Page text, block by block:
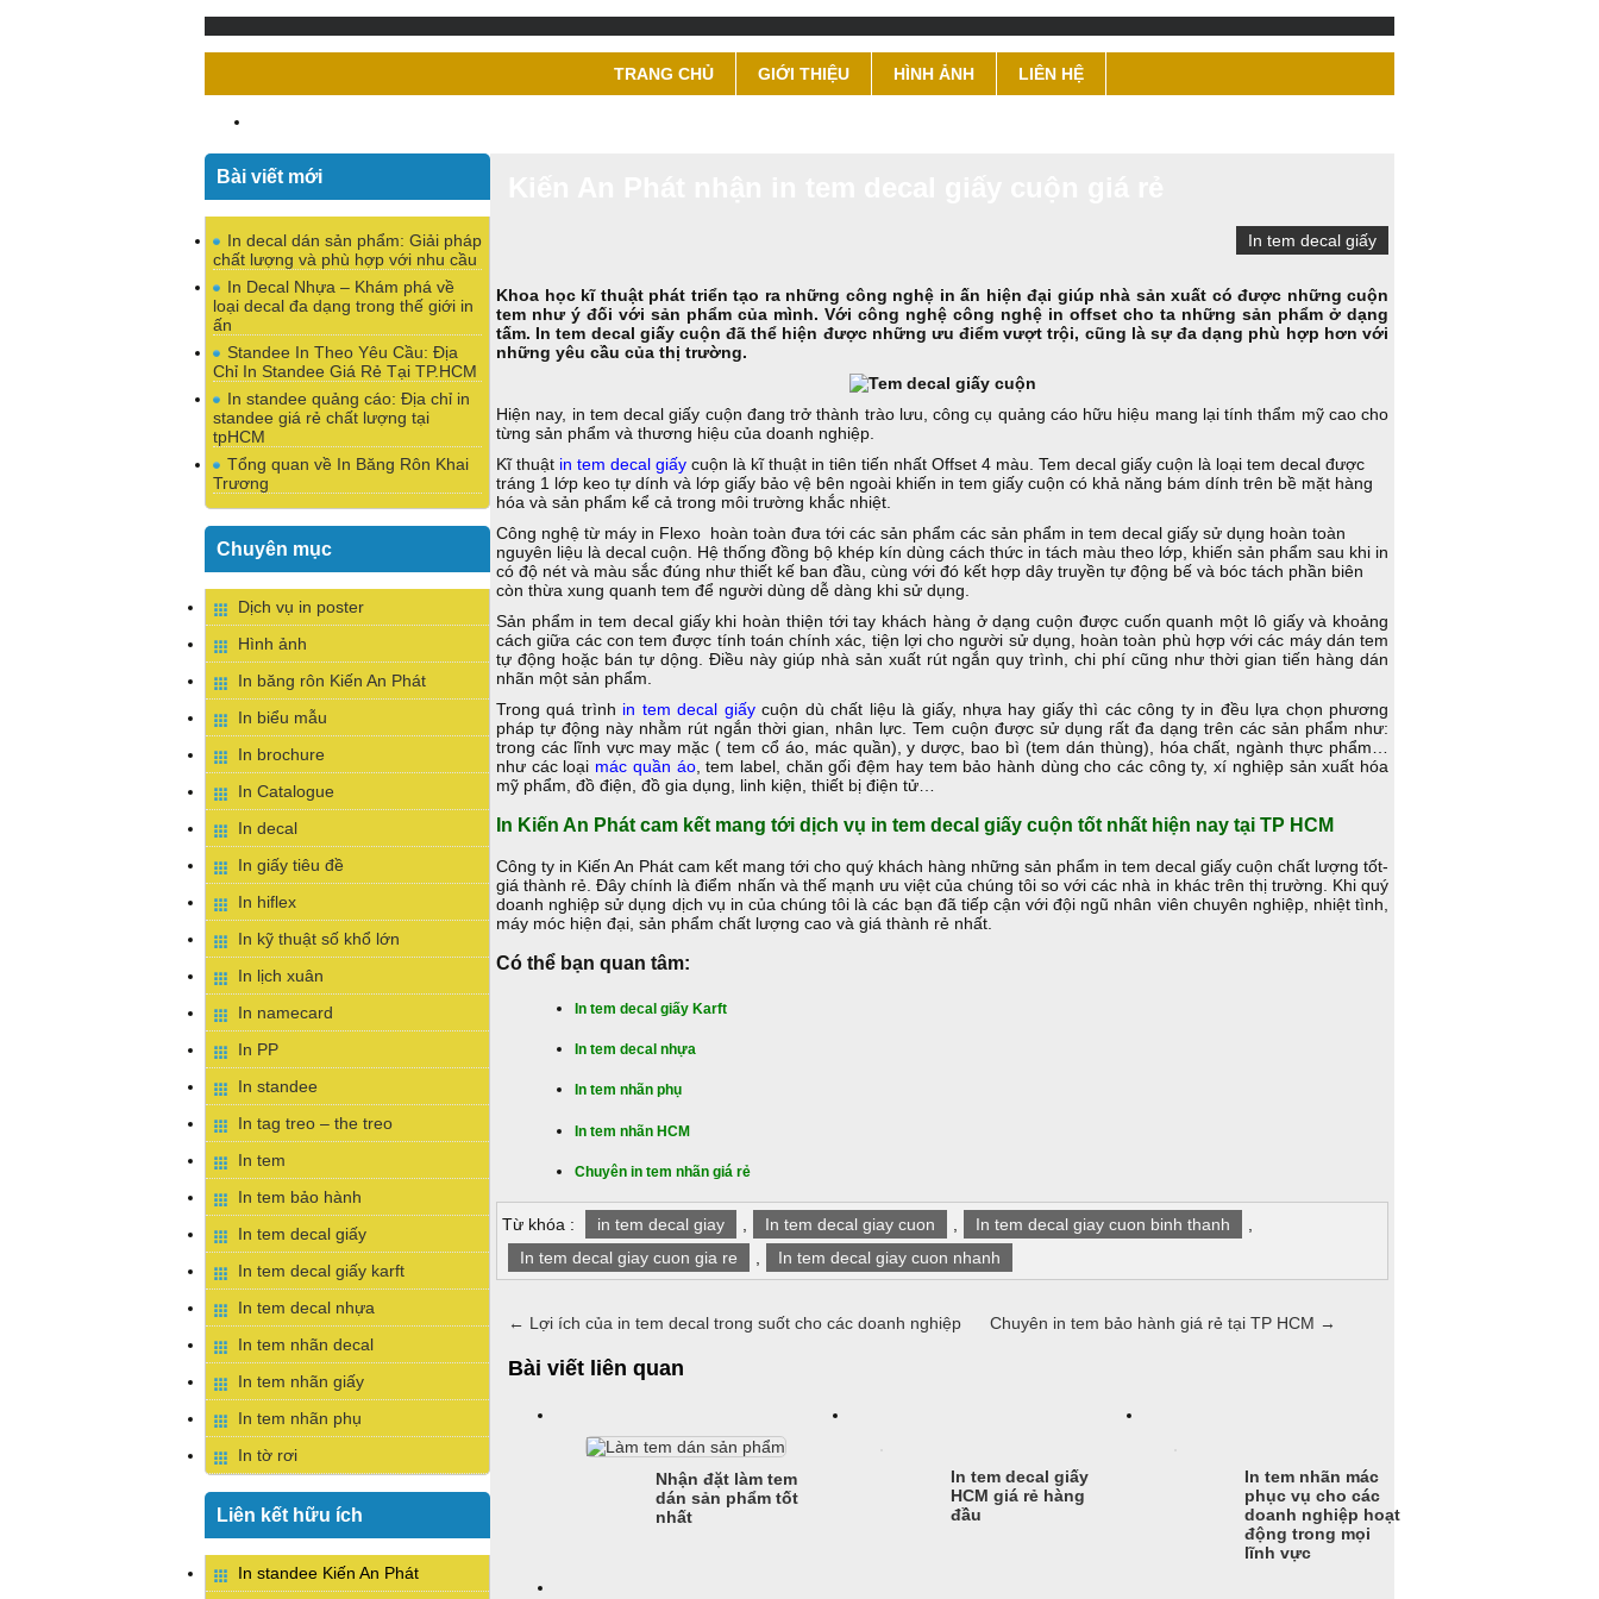
TRANG CHỦ GIỚI THIỆU HÌNH ẢNH LIÊN HỆ
In tem decal giấy
Khoa học kĩ thuật phát triển tạo ra những công nghệ in ấn hiện đại giúp nhà sản xuất có được những cuộn
tem như ý đối với sản phẩm của mình. Với công nghệ công nghệ in offset cho ta những sản phẩm ở dạng
tấm. In tem decal giấy cuộn đã thể hiện được những ưu điểm vượt trội, cũng là sự đa dạng phù hợp hơn với
những yêu cầu của thị trường.
Hiện nay, in tem decal giấy cuộn đang trở thành trào lưu, công cụ quảng cáo hữu hiệu mang lại tính thẩm mỹ cao cho
từng sản phẩm và thương hiệu của doanh nghiệp.
Kĩ thuật in tem decal giấy cuộn là kĩ thuật in tiên tiến nhất Offset 4 màu. Tem decal giấy cuộn là loại tem decal được
tráng 1 lớp keo tự dính và lớp giấy bảo vệ bên ngoài khiến in tem giấy cuộn có khả năng bám dính trên bề mặt hàng
hóa và sản phẩm kể cả trong môi trường khắc nhiệt.
Công nghệ từ máy in Flexo hoàn toàn đưa tới các sản phẩm các sản phẩm in tem decal giấy sử dụng hoàn toàn
nguyên liệu là decal cuộn. Hệ thống đồng bộ khép kín dùng cách thức in tách màu theo lớp, khiến sản phẩm sau khi in
có độ nét và màu sắc đúng như thiết kế ban đầu, cùng với đó kết hợp dây truyền tự động bế và bóc tách phần biên
còn thừa xung quanh tem để người dùng dễ dàng khi sử dụng.
Sản phẩm in tem decal giấy khi hoàn thiện tới tay khách hàng ở dạng cuộn được cuốn quanh một lô giấy và khoảng
cách giữa các con tem được tính toán chính xác, tiện lợi cho người sử dụng, hoàn toàn phù hợp với các máy dán tem
tự động hoặc bán tự dộng. Điều này giúp nhà sản xuất rút ngắn quy trình, chi phí cũng như thời gian tiến hàng dán
nhãn một sản phẩm.
Trong quá trình in tem decal giấycuộn dù chất liệu là giấy, nhựa hay giấy thì các công ty in đều lựa chọn phương
pháp tự động này nhằm rút ngắn thời gian, nhân lực. Tem cuộn được sử dụng rất đa dạng trên các sản phẩm như:
trong các lĩnh vực may mặc ( tem cổ áo, mác quần), y dược, bao bì (tem dán thùng), hóa chất, ngành thực phẩm…
như các loại mác quần áo, tem label, chăn gối đệm hay tem bảo hành dùng cho các công ty, xí nghiệp sản xuất hóa
mỹ phẩm, đồ điện, đồ gia dụng, linh kiện, thiết bị điện tử…
In Kiến An Phát cam kết mang tới dịch vụ in tem decal giấy cuộn tốt nhất hiện nay tại TP HCM
Công ty in Kiến An Phát cam kết mang tới cho quý khách hàng những sản phẩm in tem decal giấy cuộn chất lượng tốt-
giá thành rẻ. Đây chính là điểm nhấn và thế mạnh ưu việt của chúng tôi so với các nhà in khác trên thị trường. Khi quý
doanh nghiệp sử dụng dịch vụ in của chúng tôi là các bạn đã tiếp cận với đội ngũ nhân viên chuyên nghiệp, nhiệt tình,
máy móc hiện đại, sản phẩm chất lượng cao và giá thành rẻ nhất.
Có thể bạn quan tâm:
In tem decal giấy Karft
In tem decal nhựa
In tem nhãn phụ
In tem nhãn HCM
Chuyên in tem nhãn giá rẻ
Từ khóa : in tem decal giay , In tem decal giay cuon , In tem decal giay cuon binh thanh
,
In tem decal giay cuon gia re
, In tem decal giay cuon nhanh
← Lợi ích của in tem decal trong suốt cho các doanh nghiệp Chuyên in tem bảo hành giá rẻ tại TP HCM →
Bài viết liên quan
Nhận đặt làm tem
dán sản phẩm tốt
nhất
In tem decal giấy
HCM giá rẻ hàng
đầu
In tem nhãn mác
phục vụ cho các
doanh nghiệp hoạt
động trong mọi
lĩnh vực
Bài viết mới
In decal dán sản phẩm: Giải pháp
chất lượng và phù hợp với nhu cầu
In Decal Nhựa – Khám phá về
loại decal đa dạng trong thế giới in
ấn
Standee In Theo Yêu Cầu: Địa
Chỉ In Standee Giá Rẻ Tại TP.HCM
In standee quảng cáo: Địa chỉ in
standee giá rẻ chất lượng tại
tpHCM
Tổng quan về In Băng Rôn Khai
Trương
Chuyên mục
Dịch vụ in poster
Hình ảnh
In băng rôn Kiến An Phát
In biểu mẫu
In brochure
In Catalogue
In decal
In giấy tiêu đề
In hiflex
In kỹ thuật số khổ lớn
In lịch xuân
In namecard
In PP
In standee
In tag treo – the treo
In tem
In tem bảo hành
In tem decal giấy
In tem decal giấy karft
In tem decal nhựa
In tem nhãn decal
In tem nhãn giấy
In tem nhãn phụ
In tờ rơi
Liên kết hữu ích
In standee Kiến An Phát